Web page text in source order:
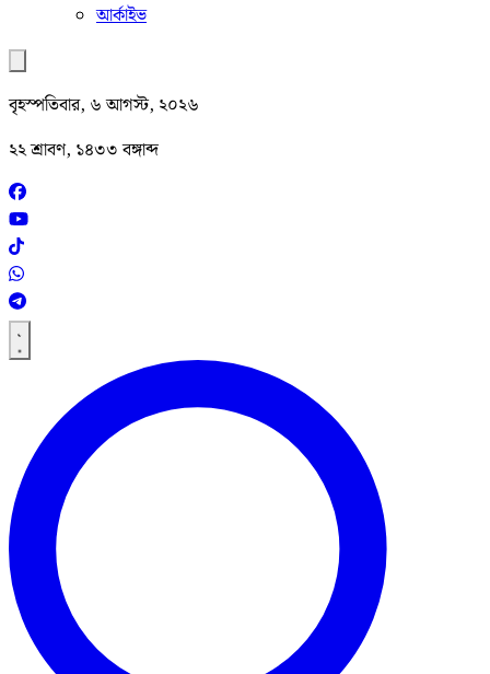
আর্কাইভ
বৃহস্পতিবার, ৬ আগস্ট, ২০২৬
২২ শ্রাবণ, ১৪৩৩ বঙ্গাব্দ